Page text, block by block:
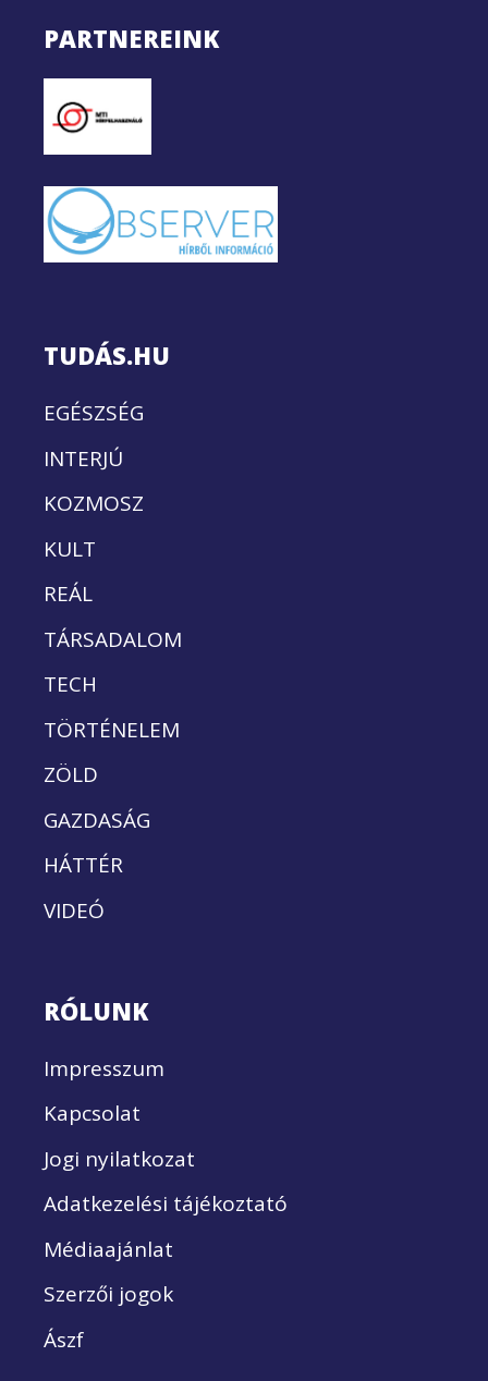
PARTNEREINK
TUDÁS.HU
EGÉSZSÉG
INTERJÚ
KOZMOSZ
KULT
REÁL
TÁRSADALOM
TECH
TÖRTÉNELEM
ZÖLD
GAZDASÁG
HÁTTÉR
VIDEÓ
RÓLUNK
Impresszum
Kapcsolat
Jogi nyilatkozat
Adatkezelési tájékoztató
Médiaajánlat
Szerzői jogok
Ászf